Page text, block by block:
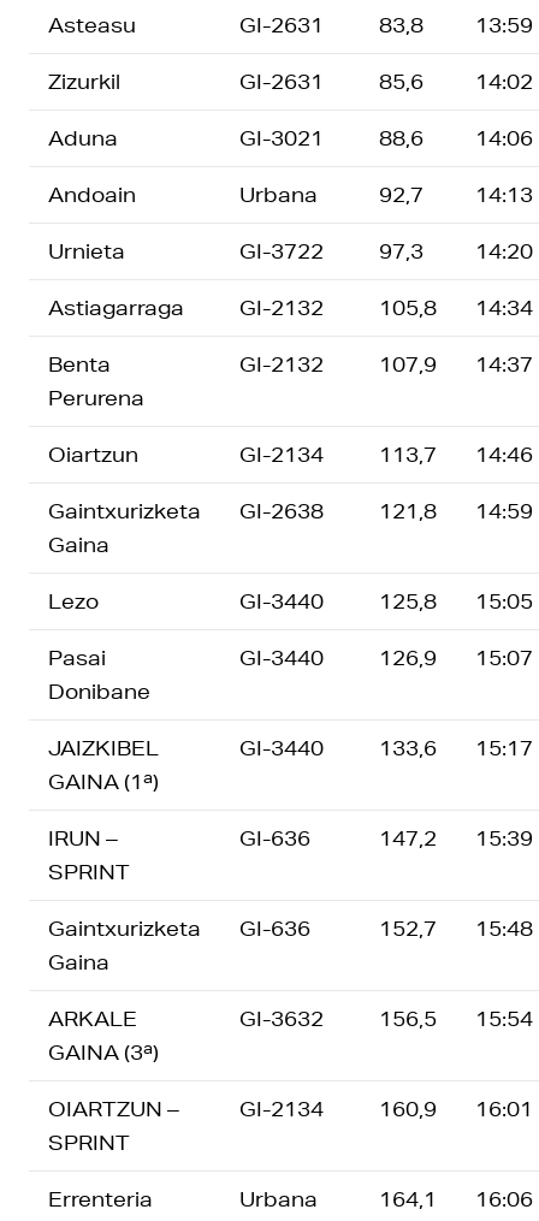
Asteasu GI-2631 83,8 13:59
Zizurkil GI-2631 85,6 14:02
Aduna GI-3021 88,6 14:06
Andoain Urbana 92,7 14:13
Urnieta GI-3722 97,3 14:20
Astiagarraga GI-2132 105,8 14:34
Benta
Perurena
GI-2132 107,9 14:37
Oiartzun GI-2134 113,7 14:46
Gaintxurizketa
Gaina
GI-2638 121,8 14:59
Lezo GI-3440 125,8 15:05
Pasai
Donibane
GI-3440 126,9 15:07
JAIZKIBEL
GAINA (1ª)
GI-3440 133,6 15:17
IRUN –
SPRINT
GI-636 147,2 15:39
Gaintxurizketa
Gaina
GI-636 152,7 15:48
ARKALE
GAINA (3ª)
GI-3632 156,5 15:54
OIARTZUN –
SPRINT
GI-2134 160,9 16:01
Errenteria Urbana 164,1 16:06